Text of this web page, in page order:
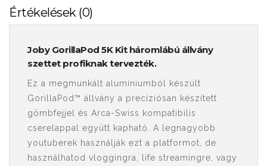
Értékelések (0)
Joby GorillaPod 5K Kit háromlábú állvány
szettet profiknak tervezték.
Ez a megmunkált alumíniumból készült
GorillaPod™ állvány a precíziósan készített
gömbfejjel és Arca-Swiss kompatibilis
cserelappal együtt kapható. A legnagyobb
youtuberek használják ezt a platformot, de
használhatod vloggingra, life streamingre, vagy